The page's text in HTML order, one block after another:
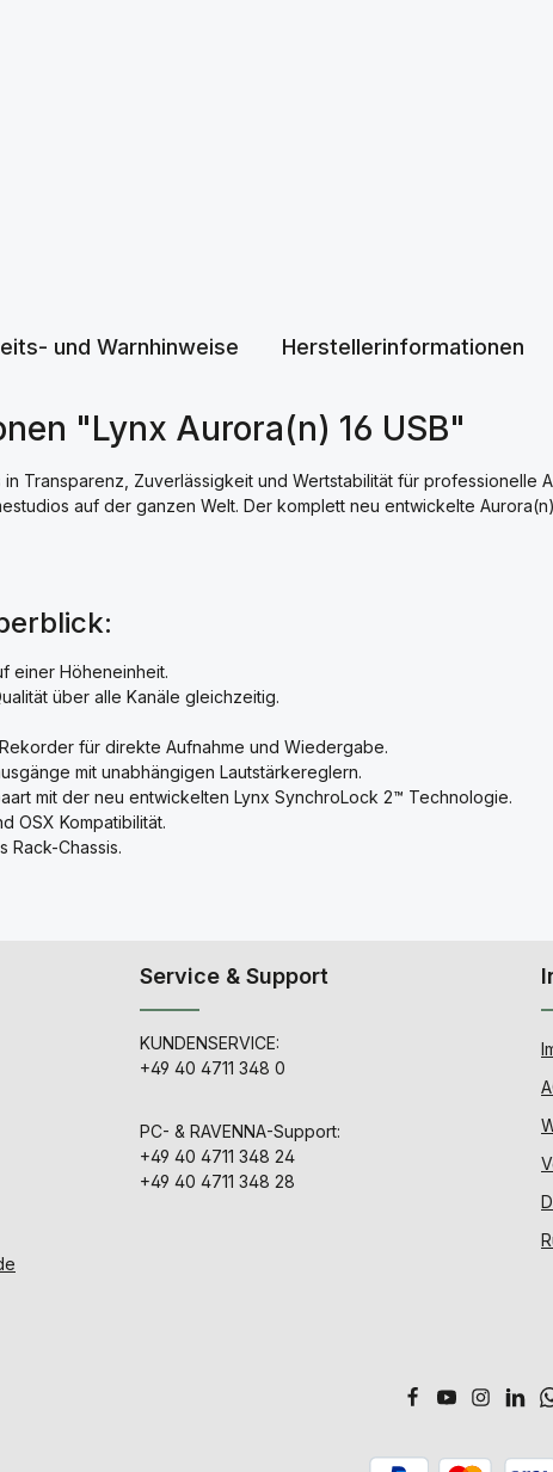
und Warnhinweise Herstellerinformationen
"Lynx Aurora(n) 16 USB"
Transparenz, Zuverlässigkeit und Wertstabilität für professionelle
auf der ganzen Welt. Der komplett neu entwickelte
einer Höheneinheit.
über alle Kanäle gleichzeitig.
für direkte Aufnahme und Wiedergabe.
mit unabhängigen Lautstärkereglern.
mit der neu entwickelten Lynx SynchroLock 2™ Technologie.
OSX Kompatibilität.
Rack-Chassis.
Service & Support
KUNDENSERVICE:
+49 40 4711 348 0
PC- & RAVENNA-Support:
+49 40 4711 348 24
+49 40 4711 348 28